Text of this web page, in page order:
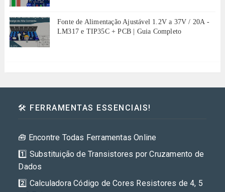
Fonte de Alimentação Ajustável 1.2V a 37V / 20A -
LM317 e TIP35C + PCB | Guia Completo
🛠️ FERRAMENTAS ESSENCIAIS!
🧰 Encontre Todas Ferramentas Online
1️⃣ Substituição de Transistores por Cruzamento de
Dados
2️⃣ Calculadora Código de Cores Resistores de 4, 5